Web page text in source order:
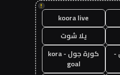
!
koora live
يلا شوت
-
كورة جول - kora
goal